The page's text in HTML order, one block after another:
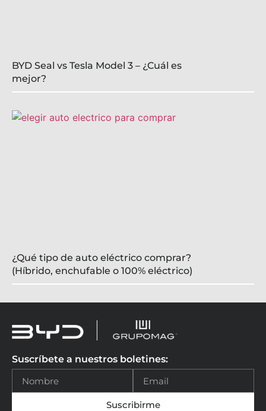
BYD Seal vs Tesla Model 3 – ¿Cuál es
mejor?
¿Qué tipo de auto eléctrico comprar?
(Híbrido, enchufable o 100% eléctrico)
Suscríbete a nuestros boletines:
Suscribirme